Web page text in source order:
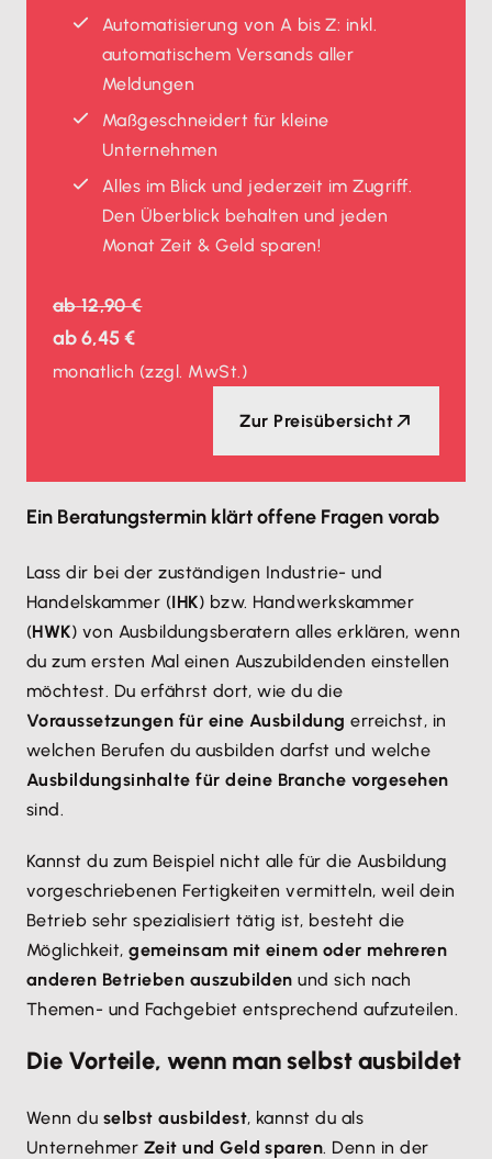
Automatisierung von A bis Z: inkl.
automatischem Versands aller
Meldungen
Maßgeschneidert für kleine
Unternehmen
Alles im Blick und jederzeit im Zugriff.
Den Überblick behalten und jeden
Monat Zeit & Geld sparen!
ab12,90 €
ab6,45 €
monatlich (zzgl. MwSt.)
Zur Preisübersicht
Ein Beratungstermin klärt offene Fragen vorab
Lass dir bei der zuständigen Industrie- und
Handelskammer (IHK) bzw. Handwerkskammer
(HWK) von Ausbildungsberatern alles erklären, wenn
du zum ersten Mal einen Auszubildenden einstellen
möchtest. Du erfährst dort, wie du die
Voraussetzungen für eine Ausbildung erreichst, in
welchen Berufen du ausbilden darfst und welche
Ausbildungsinhalte für deine Branche vorgesehen
sind.
Kannst du zum Beispiel nicht alle für die Ausbildung
vorgeschriebenen Fertigkeiten vermitteln, weil dein
Betrieb sehr spezialisiert tätig ist, besteht die
Möglichkeit,gemeinsam mit einem oder mehreren
anderen Betrieben auszubildenund sich nach
Themen- und Fachgebiet entsprechend aufzuteilen.
Die Vorteile, wenn man selbst ausbildet
Wenn du selbst ausbildest, kannst du als
Unternehmer Zeit und Geld sparen. Denn in der